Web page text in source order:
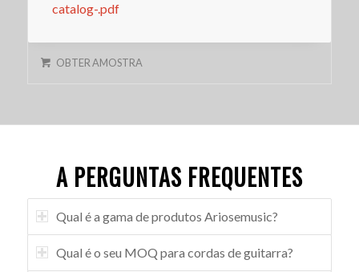
catalog-.pdf
OBTER AMOSTRA
A PERGUNTAS FREQUENTES
Qual é a gama de produtos Ariosemusic?
Qual é o seu MOQ para cordas de guitarra?